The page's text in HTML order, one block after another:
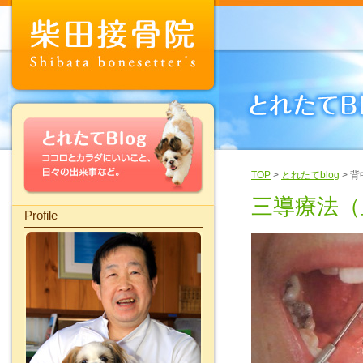
Profile
TOP > とれたてblog > 背
三導療法